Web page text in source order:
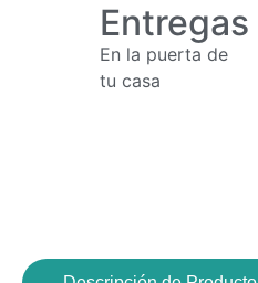
Entregas
En la puerta de
tu casa